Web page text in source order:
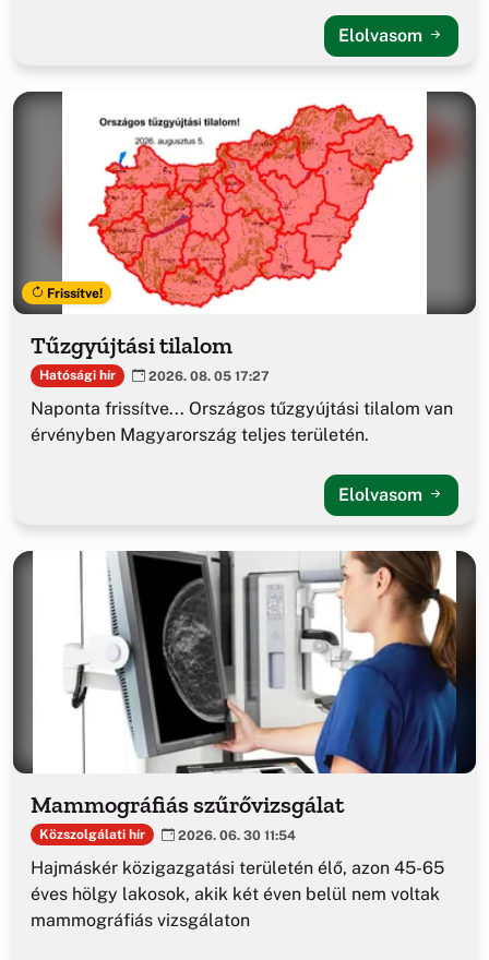
Elolvasom
Frissítve!
Tűzgyújtási tilalom
Hatósági hír 2026. 08. 05 17:27
Naponta frissítve... Országos tűzgyújtási tilalom van
érvényben Magyarország teljes területén.
Elolvasom
Mammográfiás szűrővizsgálat
Közszolgálati hír 2026. 06. 30 11:54
Hajmáskér közigazgatási területén élő, azon 45-65
éves hölgy lakosok, akik két éven belül nem voltak
mammográfiás vizsgálaton